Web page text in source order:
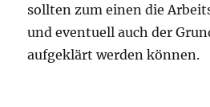
sollten zum einen die
und eventuell auch der
aufgeklärt werden können.